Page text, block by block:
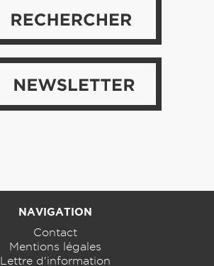
NAVIGATION
Contact
Mentions légales
Lettre d'information